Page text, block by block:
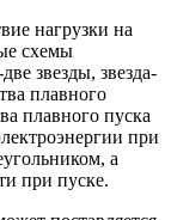
нагрузки на
схемы
звезды, звезда-
плавного
плавного пуска
при
а
при пуске.